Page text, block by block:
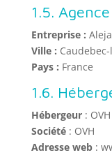
1.5.
Entreprise :
Ville :
Pays : France
1.6.
Hébergeur: OVH
Société: OVH
Adresse web: